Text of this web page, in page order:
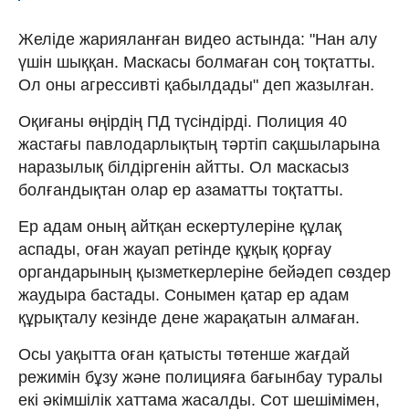
Желіде жарияланған видео астында: "Нан алу
үшін шыққан. Маскасы болмаған соң тоқтатты.
Ол оны агрессивті қабылдады" деп жазылған.
Оқиғаны өңірдің ПД түсіндірді. Полиция 40
жастағы павлодарлықтың тәртіп сақшыларына
наразылық білдіргенін айтты. Ол маскасыз
болғандықтан олар ер азаматты тоқтатты.
Ер адам оның айтқан ескертулеріне құлақ
аспады, оған жауап ретінде құқық қорғау
органдарының қызметкерлеріне бейәдеп сөздер
жаудыра бастады. Сонымен қатар ер адам
құрықталу кезінде дене жарақатын алмаған.
Осы уақытта оған қатысты төтенше жағдай
режимін бұзу және полицияға бағынбау туралы
екі әкімшілік хаттама жасалды. Сот шешімімен,